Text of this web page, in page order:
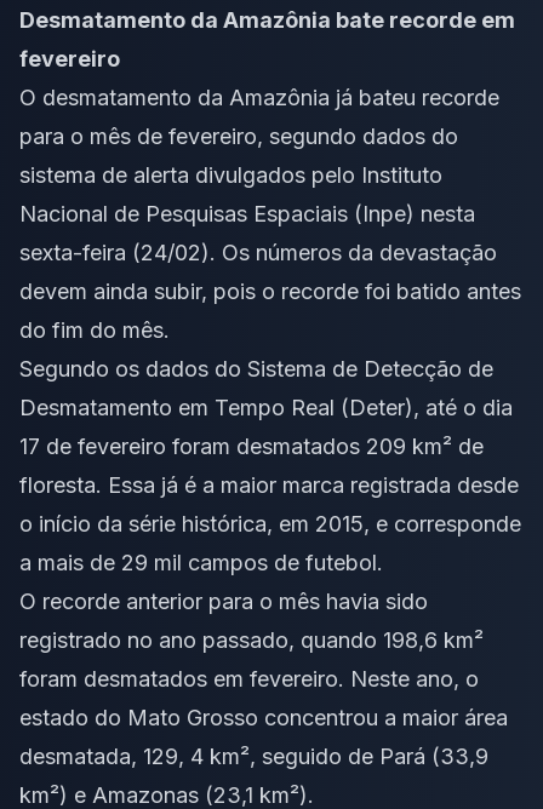
Desmatamento da Amazônia bate recorde em
fevereiro
O desmatamento da Amazônia já bateu recorde
para o mês de fevereiro, segundo dados do
sistema de alerta divulgados pelo Instituto
Nacional de Pesquisas Espaciais (Inpe) nesta
sexta-feira (24/02). Os números da devastação
devem ainda subir, pois o recorde foi batido antes
do fim do mês.
Segundo os dados do Sistema de Detecção de
Desmatamento em Tempo Real (Deter), até o dia
17 de fevereiro foram desmatados 209 km² de
floresta. Essa já é a maior marca registrada desde
o início da série histórica, em 2015, e corresponde
a mais de 29 mil campos de futebol.
O recorde anterior para o mês havia sido
registrado no ano passado, quando 198,6 km²
foram desmatados em fevereiro. Neste ano, o
estado do Mato Grosso concentrou a maior área
desmatada, 129, 4 km², seguido de Pará (33,9
km²) e Amazonas (23,1 km²).